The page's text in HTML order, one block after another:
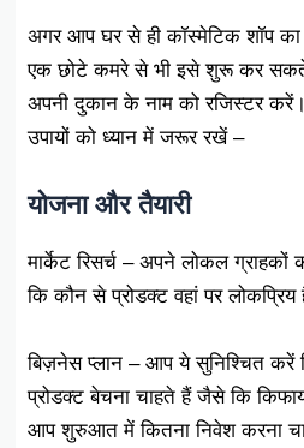
अगर आप घर से ही कॉस्मेटिक शॉप
एक छोटे कमरे से भी इसे शुरू कर
अपनी दुकान के नाम को रजिस्टर
उपायों को ध्यान में जरूर रखें –
योजना और तैयारी
मार्केट रिसर्च – अपने लोकल
कि कौन से प्रोडक्ट वहां पर लोकप्रिय
बिज़नेस प्लान – आप ये सुनिश्चित
प्रोडक्ट बेचना चाहते हैं जैसे कि
आप शुरुआत में कितना निवेश करना